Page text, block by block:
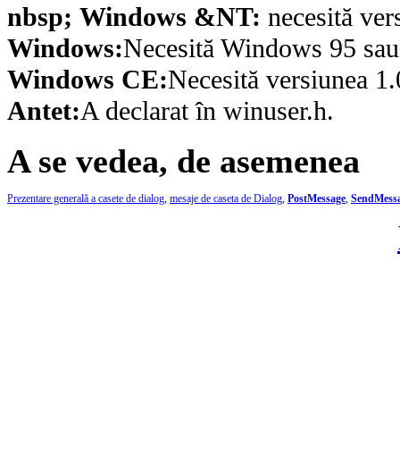
nbsp; Windows &NT: necesită
Windows:Necesită Windows 95
Windows CE:Necesită versiunea
Antet:A declarat în winuser.h.
A se vedea, de asemenea
Prezentare generală a casete de dialog, mesaje de caseta de Dialog, PostMessage,